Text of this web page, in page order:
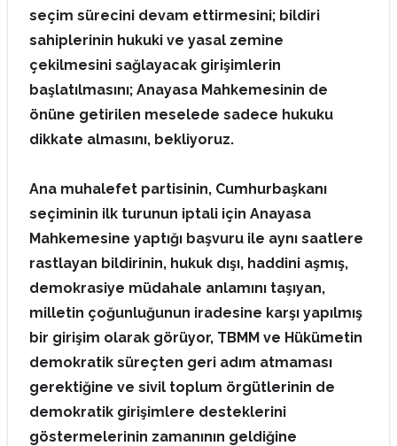
seçim sürecini devam ettirmesini; bildiri
sahiplerinin hukuki ve yasal zemine
çekilmesini sağlayacak girişimlerin
başlatılmasını; Anayasa Mahkemesinin de
önüne getirilen meselede sadece hukuku
dikkate almasını, bekliyoruz.
Ana muhalefet partisinin, Cumhurbaşkanı
seçiminin ilk turunun iptali için Anayasa
Mahkemesine yaptığı başvuru ile aynı saatlere
rastlayan bildirinin, hukuk dışı, haddini aşmış,
demokrasiye müdahale anlamını taşıyan,
milletin çoğunluğunun iradesine karşı yapılmış
bir girişim olarak görüyor, TBMM ve Hükümetin
demokratik süreçten geri adım atmaması
gerektiğine ve sivil toplum örgütlerinin de
demokratik girişimlere desteklerini
göstermelerinin zamanının geldiğine